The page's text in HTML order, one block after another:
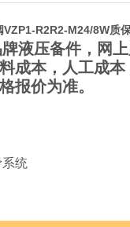
VZP1-R2R2-M24/8W质
液压备件，网
成本，人工成
报价为准。
统